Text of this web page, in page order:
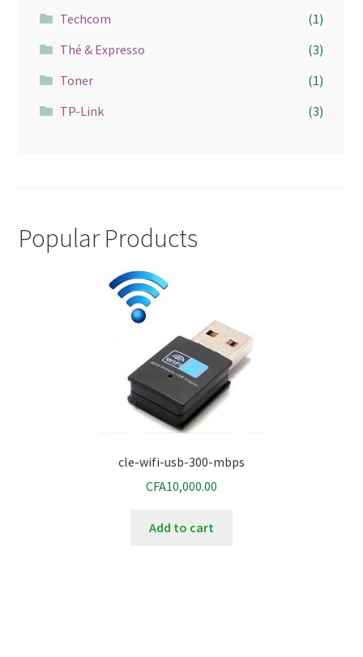
Techcom
(1)
Thé & Expresso
(3)
Toner
(1)
TP-Link
(3)
Popular Products
cle-wifi-usb-300-mbps
CFA10,000.00
Add to cart